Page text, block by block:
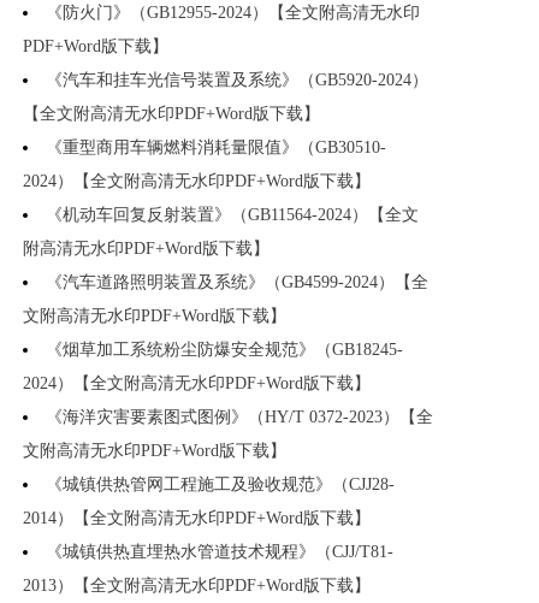
《防火门》（GB12955-2024）【全文附高清无水印
PDF+Word版下载】
《汽车和挂车光信号装置及系统》（GB5920-2024）
【全文附高清无水印PDF+Word版下载】
《重型商用车辆燃料消耗量限值》（GB30510-
2024）【全文附高清无水印PDF+Word版下载】
《机动车回复反射装置》（GB11564-2024）【全文
附高清无水印PDF+Word版下载】
《汽车道路照明装置及系统》（GB4599-2024）【全
文附高清无水印PDF+Word版下载】
《烟草加工系统粉尘防爆安全规范》（GB18245-
2024）【全文附高清无水印PDF+Word版下载】
《海洋灾害要素图式图例》（HY/T 0372-2023）【全
文附高清无水印PDF+Word版下载】
《城镇供热管网工程施工及验收规范》（CJJ28-
2014）【全文附高清无水印PDF+Word版下载】
《城镇供热直埋热水管道技术规程》（CJJ/T81-
2013）【全文附高清无水印PDF+Word版下载】